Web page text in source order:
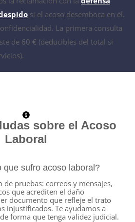
si el acoso desemboca en él.
La primera consulta
de 60 € (deducibles del total si
sobre el Acoso
Laboral
que sufro acoso laboral?
pruebas: correos y mensajes,
que acrediten el daño
documento que refleje el trato
injustificados. Te ayudamos a
forma que tenga validez judicial.